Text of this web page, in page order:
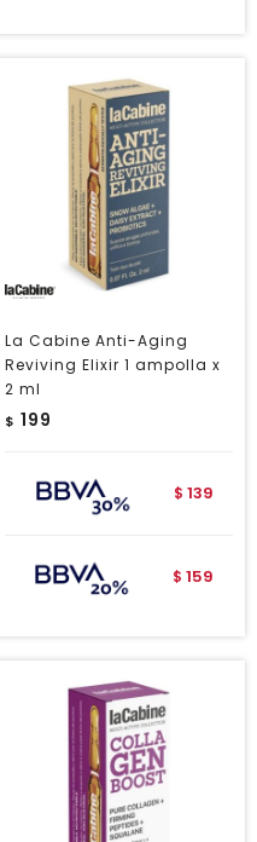
La Cabine Anti-Aging
Reviving Elixir 1 ampolla x
2 ml
$ 199
$ 139
$ 159